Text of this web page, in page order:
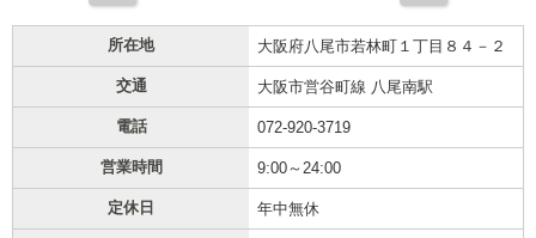
所在地 大阪府八尾市若林町１丁目８４－２
交通 大阪市営谷町線 八尾南駅
電話 072-920-3719
営業時間 9:00～24:00
定休日 年中無休